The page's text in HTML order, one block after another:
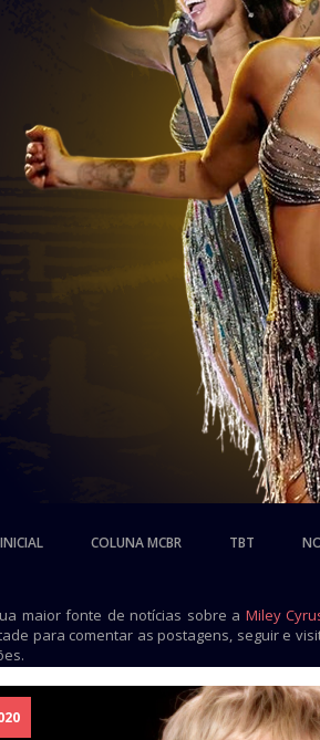
COLUNA MCBR TBT
maior fonte de notícias sobre a Miley
para comentar as postagens, seguir e